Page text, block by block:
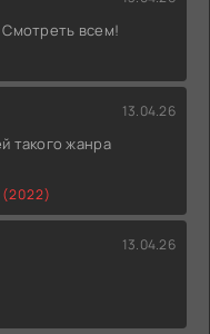
всем!
13.04.26
такого жанра
13.04.26